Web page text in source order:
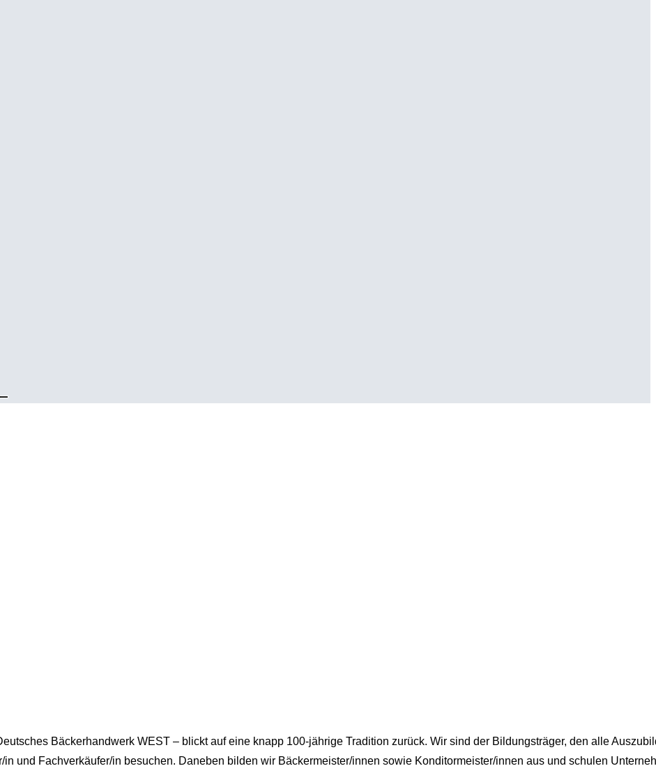
Bäckerhandwerk WEST – blickt auf eine knapp 100-jährige Tradition zurück. Wir sind der Bildungsträger, den alle
und Fachverkäufer/in besuchen. Daneben bilden wir Bäckermeister/innen sowie Konditormeister/innen aus und schulen